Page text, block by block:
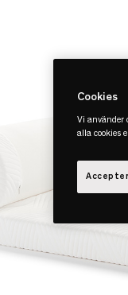
Cookies
Vi använder
alla cookies